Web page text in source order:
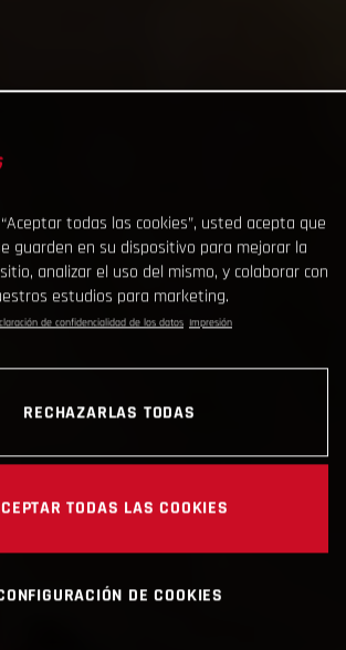
todas las cookies”, usted acepta que
guarden en su dispositivo para mejorar la
analizar el uso del mismo, y colaborar con
estudios para marketing.
de confidencialidad de los datos Impresión
RECHAZARLAS TODAS
TODAS LAS COOKIES
DE COOKIES